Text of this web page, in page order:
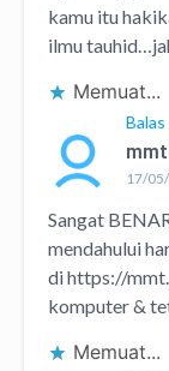
kamu itu
ilmu
Memuat...
Balas
17/
Sangat
mendahului
dihttps://
komputer &
Memuat...